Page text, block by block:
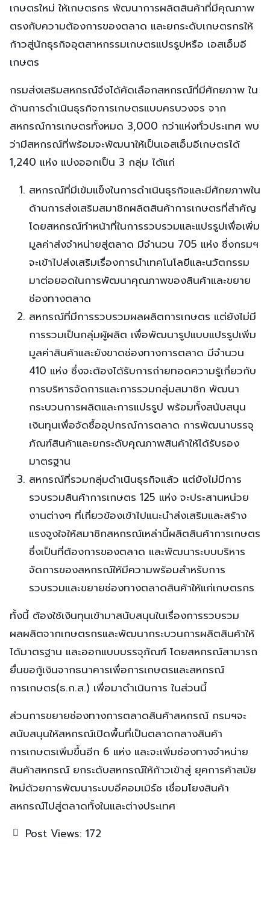
เกษตรใหม่ ให้เกษตรกร พัฒนาการผลิตสินค้าที่มีคุณภาพ
ตรงกับความต้องการของตลาด และยกระดับเกษตรกรให้
ก้าวสู่นักธุรกิจอุตสาหกรรมเกษตรแปรรูปหรือ เอสเอ็มอี
เกษตร
กรมส่งเสริมสหกรณ์จึงได้คัดเลือกสหกรณ์ที่มีศักยภาพ ใน
ด้านการดำเนินธุรกิจการเกษตรแบบครบวงจร จาก
สหกรณ์การเกษตรทั้งหมด 3,000 กว่าแห่งทั่วประเทศ พบ
ว่ามีสหกรณ์ที่พร้อมจะพัฒนาให้เป็นเอสเอ็มอีเกษตรได้
1,240 แห่ง แบ่งออกเป็น 3 กลุ่ม ได้แก่
สหกรณ์ที่มีเข้มแข็งในการดำเนินธุรกิจและมีศักยภาพใน
ด้านการส่งเสริมสมาชิกผลิตสินค้าการเกษตรที่สำคัญ
โดยสหกรณ์ทำหน้าที่ในการรวบรวมและแปรรูปเพื่อเพิ่ม
มูลค่าส่งจำหน่ายสู่ตลาด มีจำนวน 705 แห่ง ซึ่งกรมฯ
จะเข้าไปส่งเสริมเรื่องการนำเทคโนโลยีและนวัตกรรม
มาต่อยอดในการพัฒนาคุณภาพของสินค้าและขยาย
ช่องทางตลาด
สหกรณ์ที่มีการรวบรวมผลผลิตการเกษตร แต่ยังไม่มี
การรวมเป็นกลุ่มผู้ผลิต เพื่อพัฒนารูปแบบแปรรูปเพิ่ม
มูลค่าสินค้าและยังขาดช่องทางการตลาด มีจำนวน
410 แห่ง ซึ่งจะต้องได้รับการถ่ายทอดความรู้เกี่ยวกับ
การบริหารจัดการและการรวมกลุ่มสมาชิก พัฒนา
กระบวนการผลิตและการแปรรูป พร้อมทั้งสนับสนุน
เงินทุนเพื่อจัดซื้ออุปกรณ์การตลาด การพัฒนาบรรจุ
ภัณฑ์สินค้าและยกระดับคุณภาพสินค้าให้ได้รับรอง
มาตรฐาน
สหกรณ์ที่รวมกลุ่มดำเนินธุรกิจแล้ว แต่ยังไม่มีการ
รวบรวมสินค้าการเกษตร 125 แห่ง จะประสานหน่วย
งานต่างๆ ที่เกี่ยวข้องเข้าไปแนะนำส่งเสริมและสร้าง
แรงจูงใจให้สมาชิกสหกรณ์เหล่านี้ผลิตสินค้าการเกษตร
ซึ่งเป็นที่ต้องการของตลาด และพัฒนาระบบบริหาร
จัดการของสหกรณ์ให้มีความพร้อมสำหรับการ
รวบรวมและขยายช่องทางตลาดสินค้าให้แก่เกษตรกร
ทั้งนี้ ต้องใช้เงินทุนเข้ามาสนับสนุนในเรื่องการรวบรวม
ผลผลิตจากเกษตรกรและพัฒนากระบวนการผลิตสินค้าให้
ได้มาตรฐาน และออกแบบบรรจุภัณฑ์ โดยสหกรณ์สามารถ
ยื่นขอกู้เงินจากธนาคารเพื่อการเกษตรและสหกรณ์
การเกษตร(ธ.ก.ส.) เพื่อมาดำเนินการ ในส่วนนี้
ส่วนการขยายช่องทางการตลาดสินค้าสหกรณ์ กรมฯจะ
สนับสนุนให้สหกรณ์เปิดพื้นที่เป็นตลาดกลางสินค้า
การเกษตรเพิ่มขึ้นอีก 6 แห่ง และจะเพิ่มช่องทางจำหน่าย
สินค้าสหกรณ์ ยกระดับสหกรณ์ให้ก้าวเข้าสู่ ยุคการค้าสมัย
ใหม่ด้วยการพัฒนาระบบอีคอมเมิร์ซ เชื่อมโยงสินค้า
สหกรณ์ไปสู่ตลาดทั้งในและต่างประเทศ
Post Views: 172